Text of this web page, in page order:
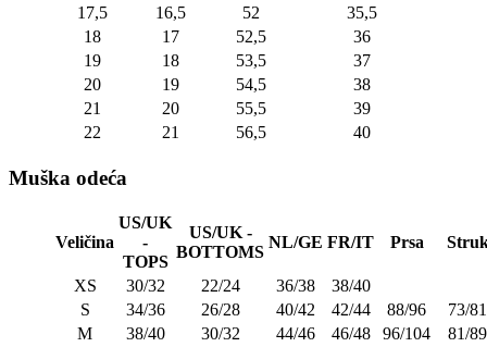
17,5
16,5 52
35,5
18
17 52,5
36
19
18 53,5
37
20
19 54,5
38
21
20 55,5
39
22
21 56,5 40
Muška odeća
Veličina
US/UK
-
TOPS
US/UK -
BOTTOMS
NL/GE FR/IT Prsa
XS 30/32 22/24 36/38
38/40
S
34/36 26/28 40/42 42/44 88/96
73/81
M
38/40 30/32 44/46 46/48 96/104
81/89